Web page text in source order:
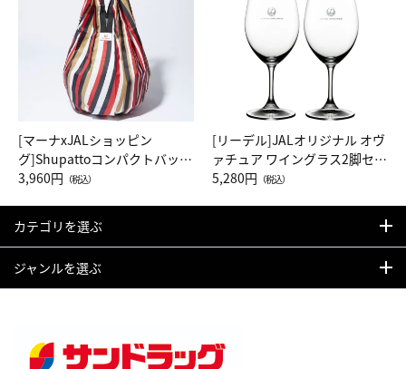
[マーナxJALショッピン
グ]Shupattoコンパクトバッグ
Drop JAL客室乗務員（LC）ス
3,960円 （税込）
[リーデル]JALオリジナル オヴ
ァチュア ワイングラス2脚セッ
ト（レッドワイン）
5,280円 （税込）
カテゴリを選ぶ
ジャンルを選ぶ